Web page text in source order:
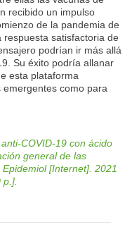
recibido un impulso
de la pandemia de
respuesta satisfactoria de
podrían ir más allá
Su éxito podría allanar
esta plataforma
como para
COVID-19 con ácido
general de las
[Internet]. 2021